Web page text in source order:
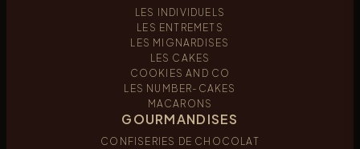
LES INDIVIDUELS
LES ENTREMETS
LES MIGNARDISES
LES CAKES
COOKIES AND CO
LES NUMBER-CAKES
MACARONS
GOURMANDISES
CONFISERIES DE CHOCOLAT